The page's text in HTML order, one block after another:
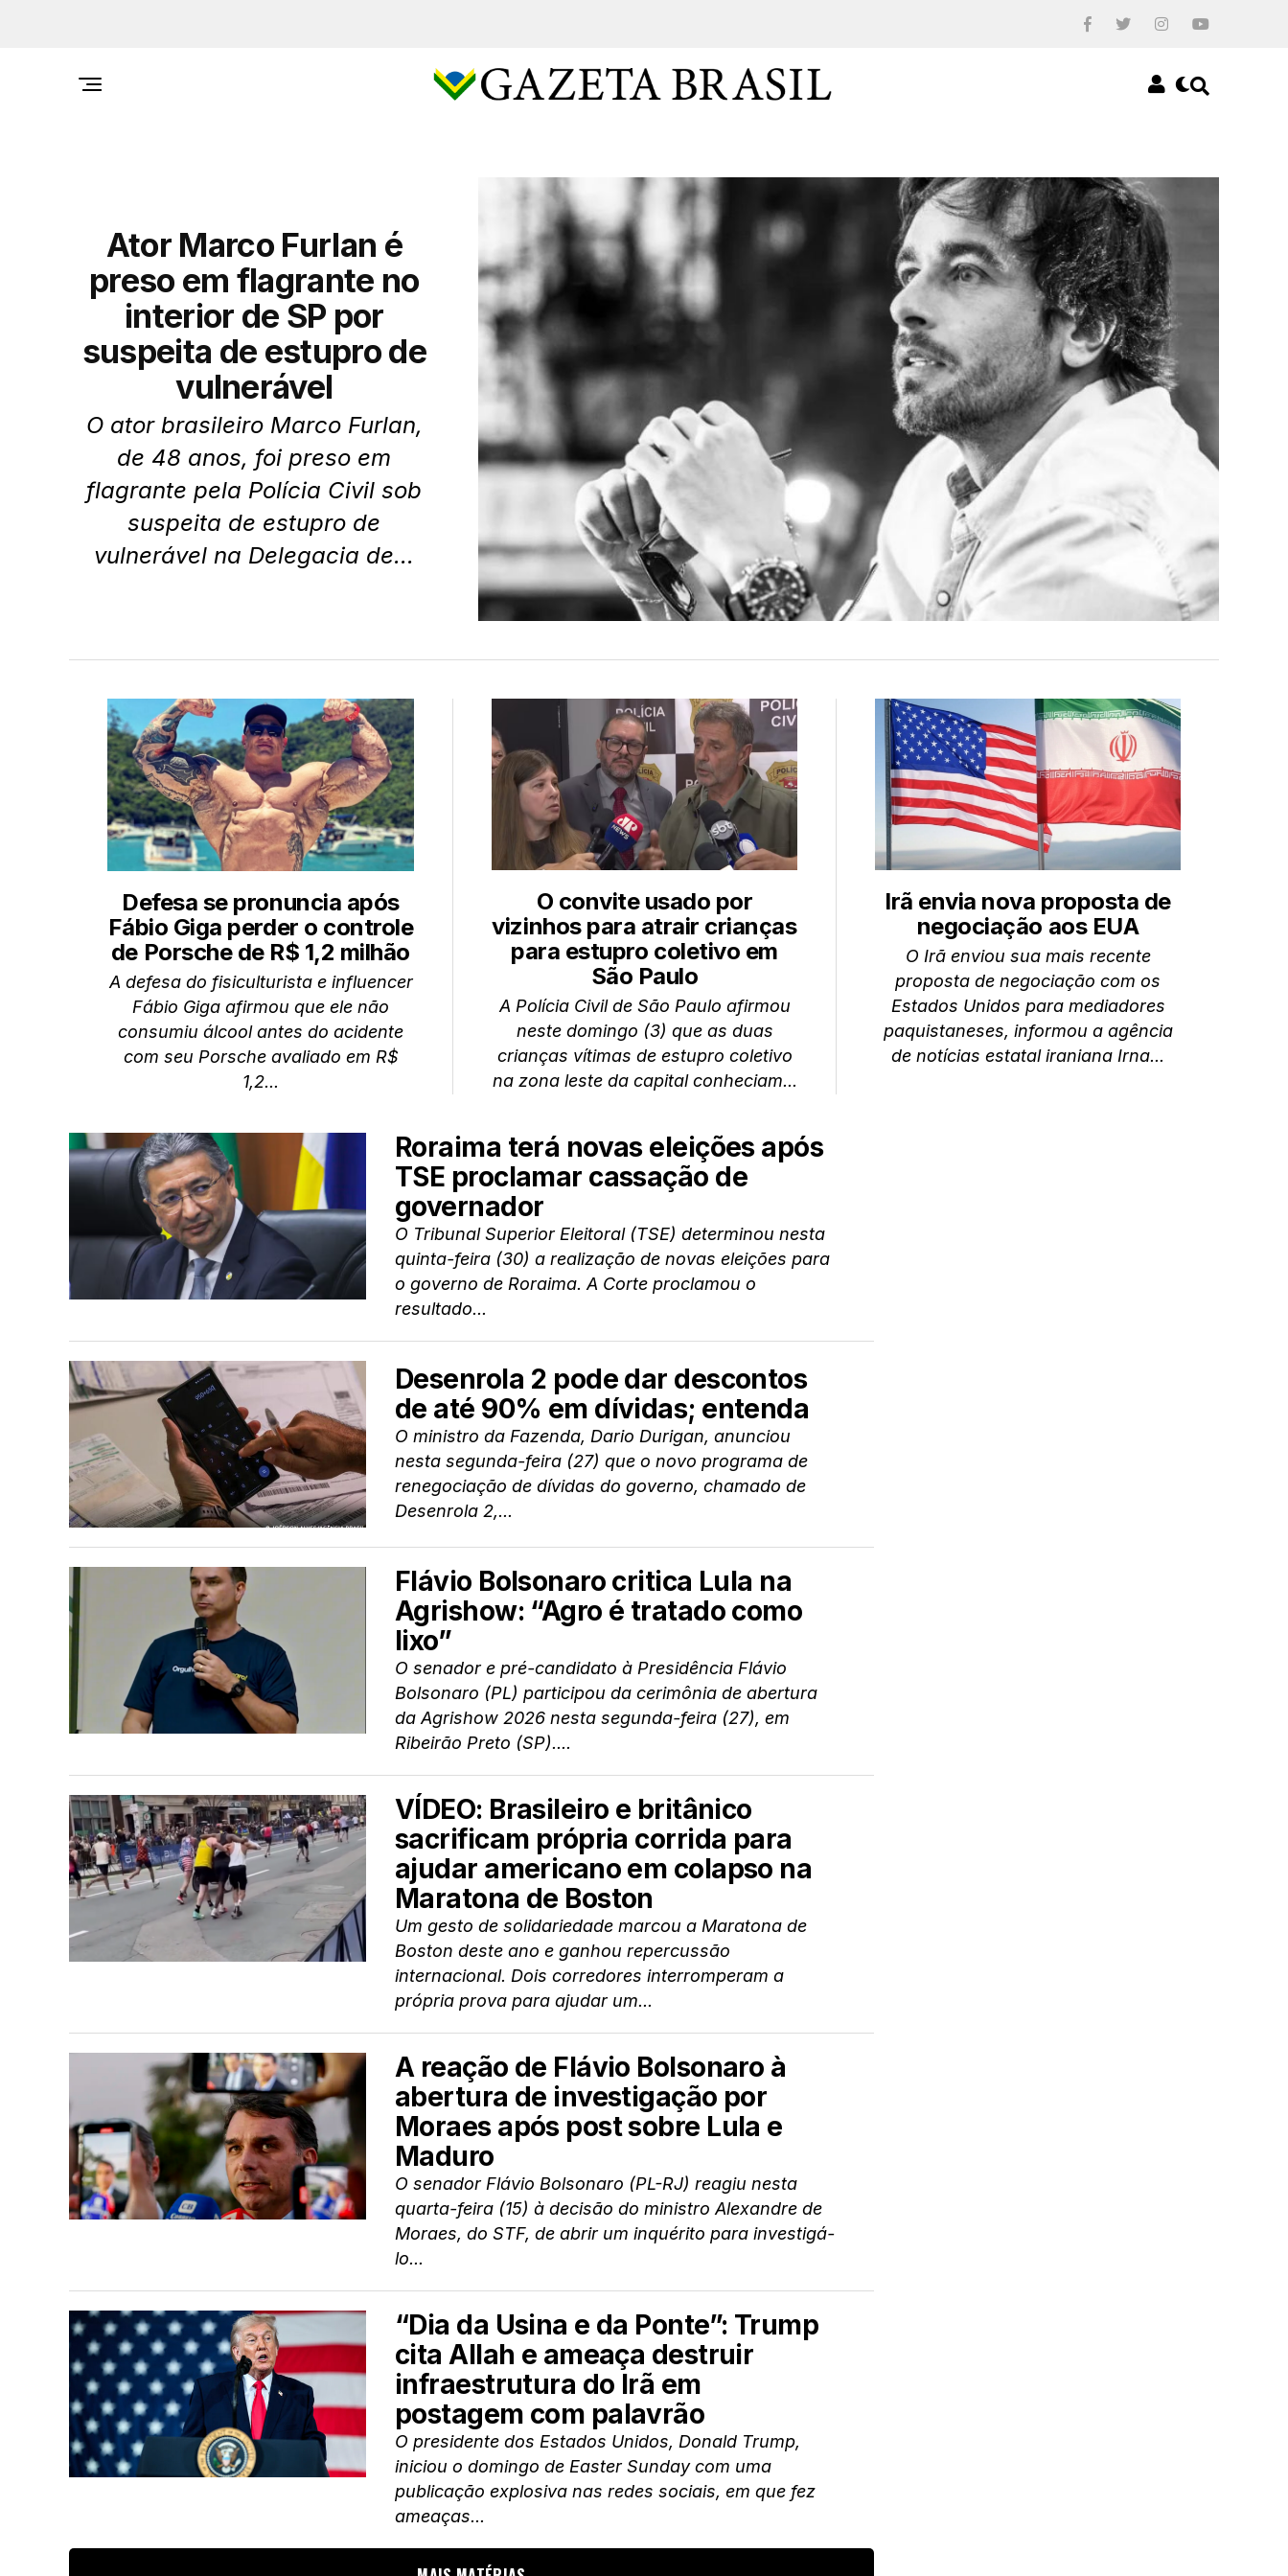
Ator Marco Furlan é
preso em flagrante no
interior de SP por
suspeita de estupro de
vulnerável
O ator brasileiro Marco Furlan,
de 48 anos, foi preso em
flagrante pela Polícia Civil sob
suspeita de estupro de
vulnerável na Delegacia de...
Defesa se pronuncia após
Fábio Giga perder o controle
de Porsche de R$ 1,2 milhão
A defesa do fisiculturista e influencer
Fábio Giga afirmou que ele não
consumiu álcool antes do acidente
com seu Porsche avaliado em R$
1,2...
O convite usado por
vizinhos para atrair crianças
para estupro coletivo em
São Paulo
A Polícia Civil de São Paulo afirmou
neste domingo (3) que as duas
crianças vítimas de estupro coletivo
na zona leste da capital conheciam...
Irã envia nova proposta de
negociação aos EUA
O Irã enviou sua mais recente
proposta de negociação com os
Estados Unidos para mediadores
paquistaneses, informou a agência
de notícias estatal iraniana Irna...
Roraima terá novas eleições após
TSE proclamar cassação de
governador
O Tribunal Superior Eleitoral (TSE) determinou nesta
quinta-feira (30) a realização de novas eleições para
o governo de Roraima. A Corte proclamou o
resultado...
Desenrola 2 pode dar descontos
de até 90% em dívidas; entenda
O ministro da Fazenda, Dario Durigan, anunciou
nesta segunda-feira (27) que o novo programa de
renegociação de dívidas do governo, chamado de
Desenrola 2,...
Flávio Bolsonaro critica Lula na
Agrishow: “Agro é tratado como
lixo”
O senador e pré-candidato à Presidência Flávio
Bolsonaro (PL) participou da cerimônia de abertura
da Agrishow 2026 nesta segunda-feira (27), em
Ribeirão Preto (SP)....
VÍDEO: Brasileiro e britânico
sacrificam própria corrida para
ajudar americano em colapso na
Maratona de Boston
Um gesto de solidariedade marcou a Maratona de
Boston deste ano e ganhou repercussão
internacional. Dois corredores interromperam a
própria prova para ajudar um...
A reação de Flávio Bolsonaro à
abertura de investigação por
Moraes após post sobre Lula e
Maduro
O senador Flávio Bolsonaro (PL-RJ) reagiu nesta
quarta-feira (15) à decisão do ministro Alexandre de
Moraes, do STF, de abrir um inquérito para investigá-
lo...
“Dia da Usina e da Ponte”: Trump
cita Allah e ameaça destruir
infraestrutura do Irã em
postagem com palavrão
O presidente dos Estados Unidos, Donald Trump,
iniciou o domingo de Easter Sunday com uma
publicação explosiva nas redes sociais, em que fez
ameaças...